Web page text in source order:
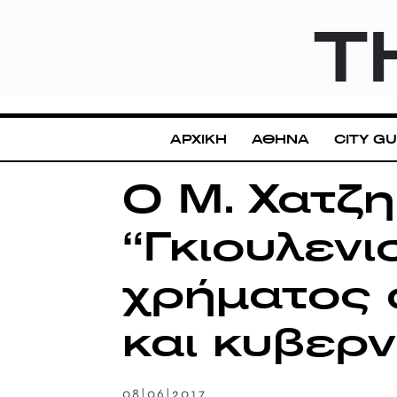
ΑΡΧΙΚΗ ΑΘΗΝΑ CITY
Ο Μ.
χρήματος
και
08|06|2017